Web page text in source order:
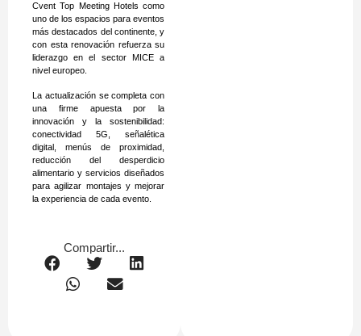
Cvent Top Meeting Hotels como
uno de los espacios para eventos
más destacados del continente, y
con esta renovación refuerza su
liderazgo en el sector MICE a
nivel europeo.
La actualización se completa con
una firme apuesta por la
innovación y la sostenibilidad:
conectividad 5G, señalética
digital, menús de proximidad,
reducción del desperdicio
alimentario y servicios diseñados
para agilizar montajes y mejorar
la experiencia de cada evento.
Compartir...